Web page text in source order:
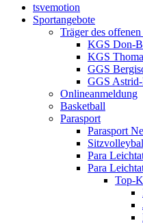
tsvemotion
Sportangebote
Träger des
KGS Don-
KGS
GGS
GGS
Onlineanmeldung
Basketball
Parasport
Parasport
Para
Para
Top-